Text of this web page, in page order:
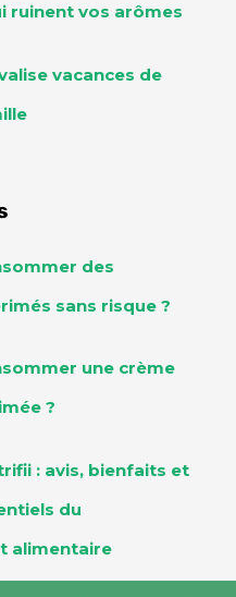
ruinent vos arômes
vacances de
des
sans risque ?
une crème
?
: avis, bienfaits et
du
alimentaire